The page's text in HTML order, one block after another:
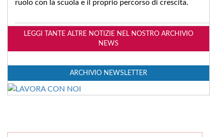
ruolo con la scuola e il proprio percorso di crescita.
LEGGI TANTE ALTRE NOTIZIE NEL NOSTRO ARCHIVIO
NEWS
ARCHIVIO NEWSLETTER